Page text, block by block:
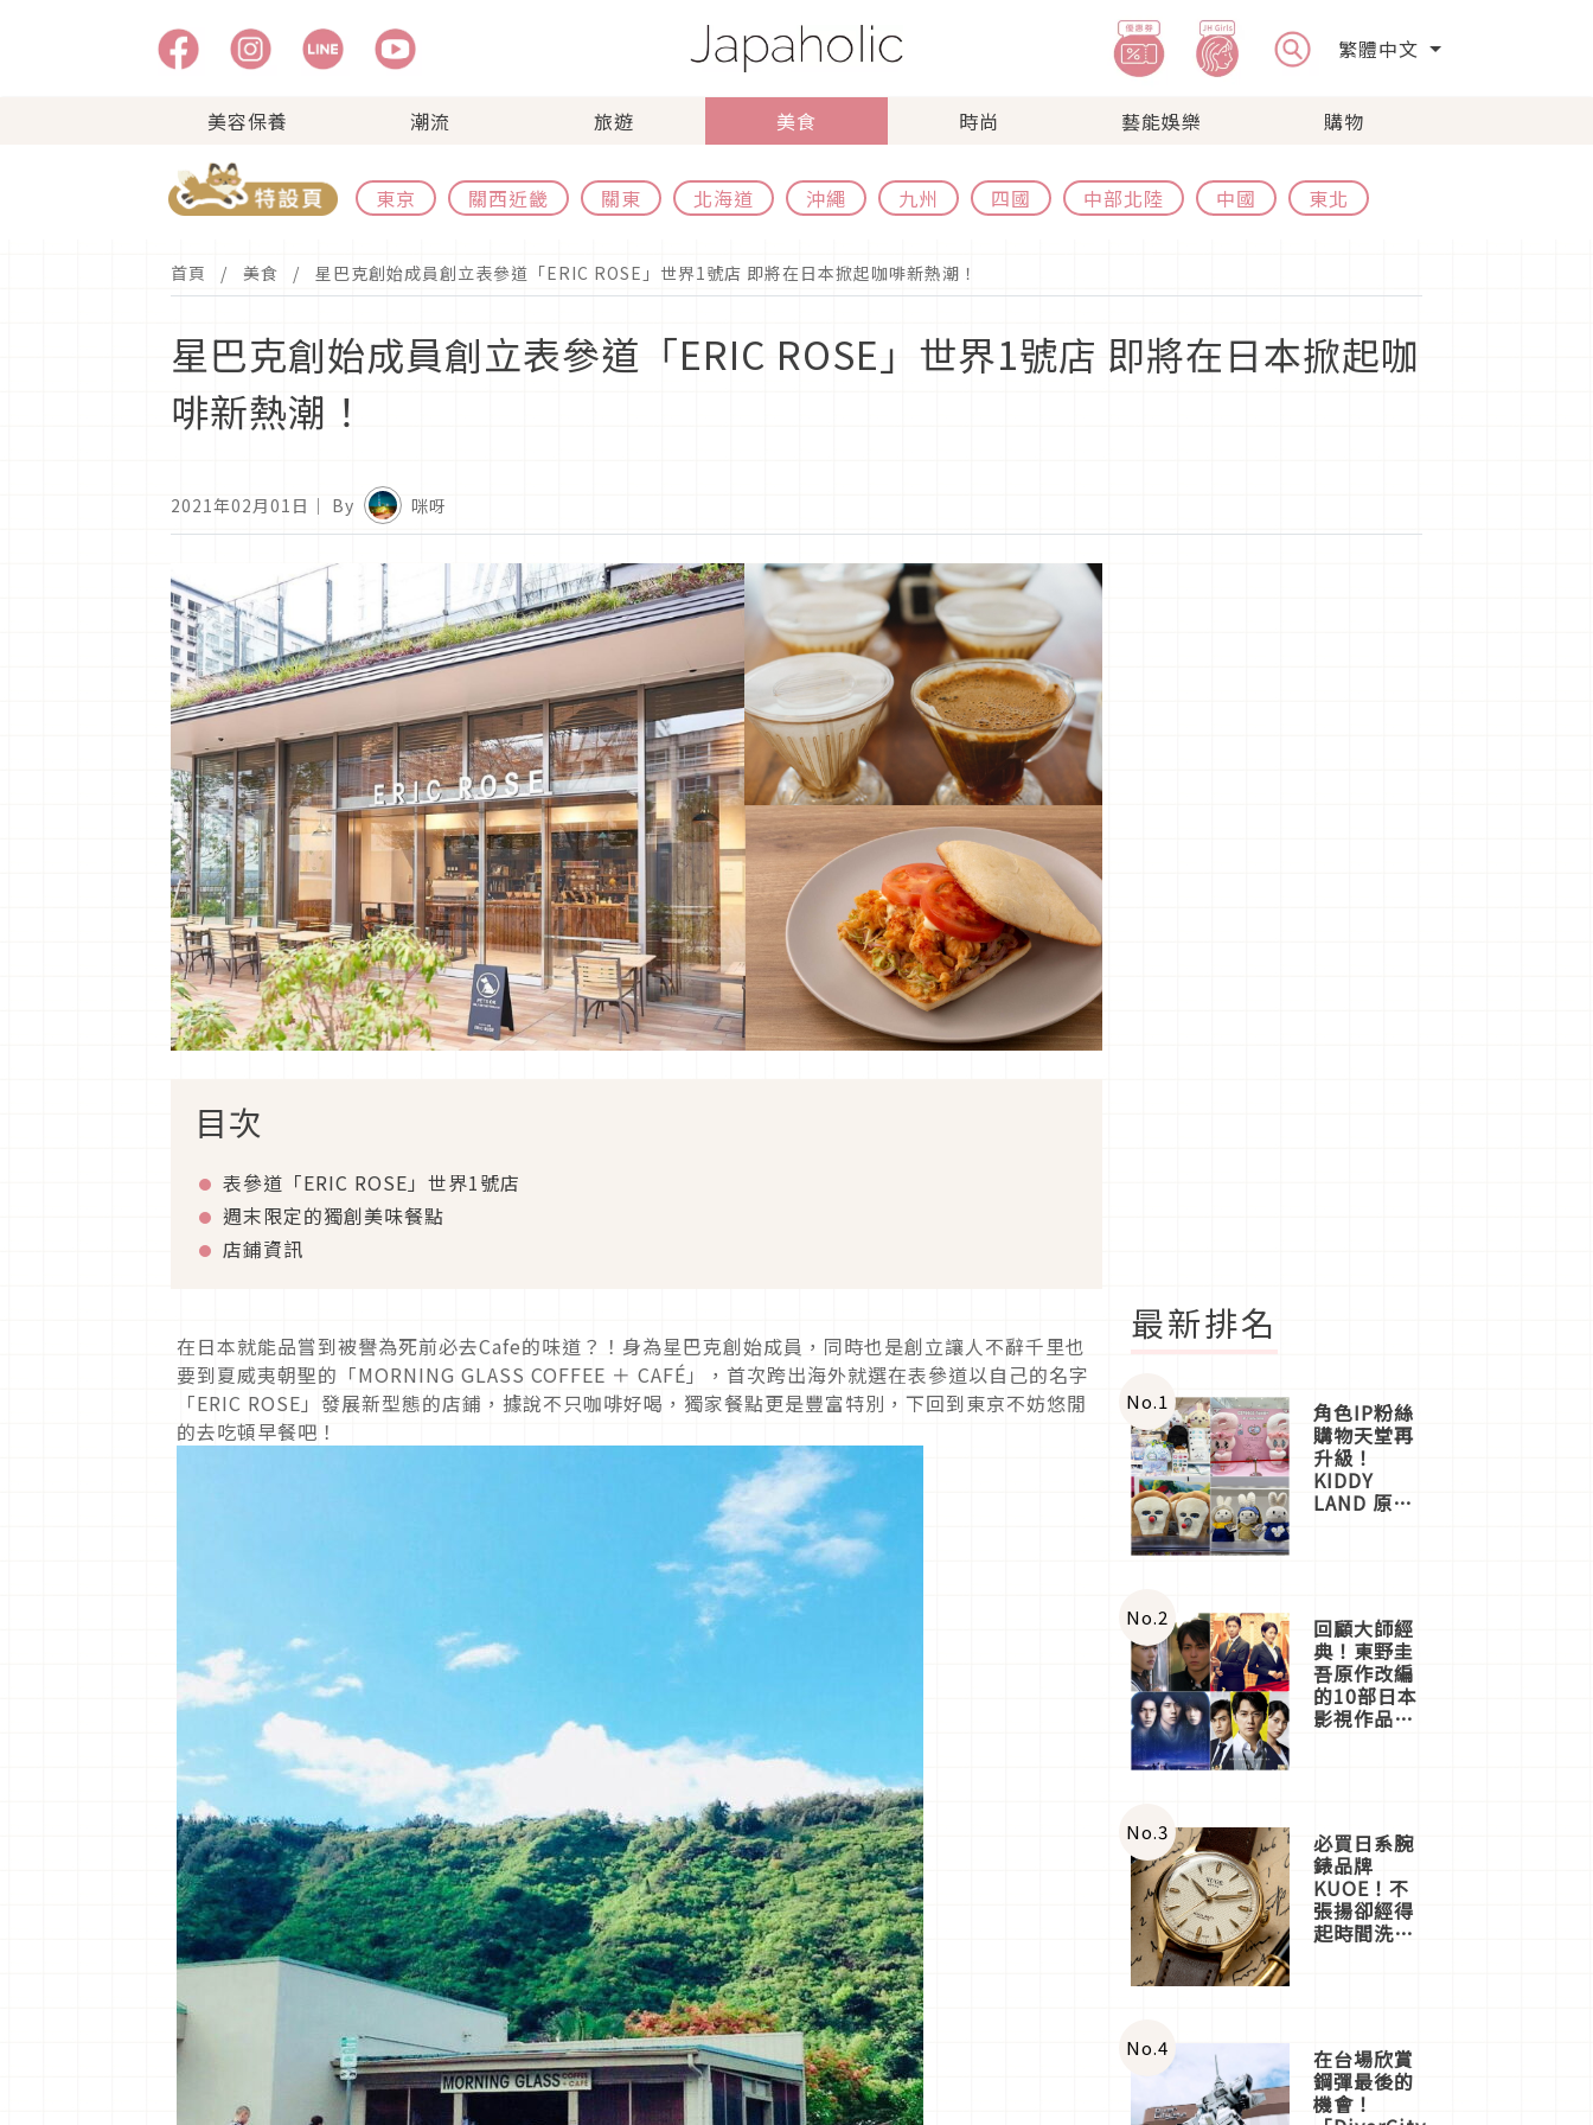
繁體中文
美容保養 潮流 旅遊 美食 時尚 藝能娛樂 購物
東京 關西近畿 關東 北海道 沖繩 九州 四國 中部北陸 中國 東北
首頁 美食 星巴克創始成員創立表參道「ERIC ROSE」世界1號店 即將在日本掀起咖啡新熱潮！
星巴克創始成員創立表參道「ERIC ROSE」世界1號店 即將在日本掀起咖
啡新熱潮！
2021年02月01日 ｜ By 咪呀
目次
表參道「ERIC ROSE」世界1號店
週末限定的獨創美味餐點
店鋪資訊
在日本就能品嘗到被譽為死前必去Cafe的味道？！身為星巴克創始成員，同時也是創立讓人不辭千里也
要到夏威夷朝聖的「MORNING GLASS COFFEE ＋ CAFÉ」，首次跨出海外就選在表參道以自己的名字
「ERIC ROSE」發展新型態的店鋪，據說不只咖啡好喝，獨家餐點更是豐富特別，下回到東京不妨悠閒
的去吃頓早餐吧！
最新排名
No.1 角色IP粉絲
購物天堂再
升級！
KIDDY
LAND 原宿
店3分即達
No.2 回顧大師經
典！東野圭
吾原作改編
的10部日本
影視作品推
No.3 必買日系腕
錶品牌
KUOE！不
張揚卻經得
起時間洗鍊
No.4 在台場欣賞
鋼彈最後的
機會！